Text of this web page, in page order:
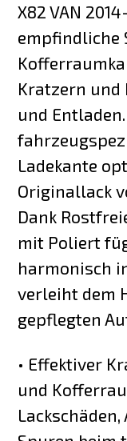
X82 VAN
empfindliche
Kratzern und
und
Ladekante
Originallack
Dank
mit Poliert
harmonisch
verleiht dem
gepflegten
• Effektiver
und